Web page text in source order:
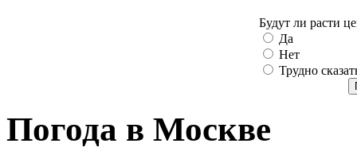
Будут ли расти
Да
Нет
Трудно
Погода в Москве